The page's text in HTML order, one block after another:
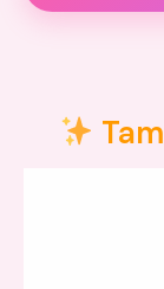
Serum Blush
Montoc